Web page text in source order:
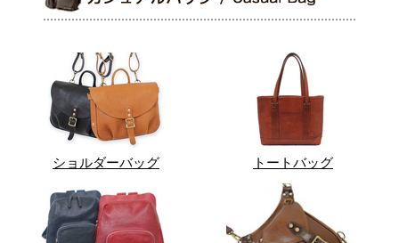
ショルダーバッグ トートバッグ